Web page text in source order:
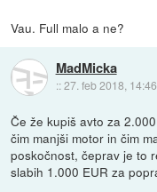
Vau. Full malo a ne?
MadMicka
::27. feb 2018, 14:46
Če že kupiš avto za
čim manjši motor in čim
poskočnost, čeprav je to
slabih 1.000 EUR za